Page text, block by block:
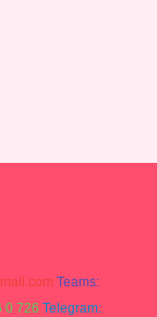
Teams:
0 726 Telegram: